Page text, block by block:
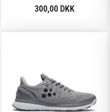
300,00 DKK